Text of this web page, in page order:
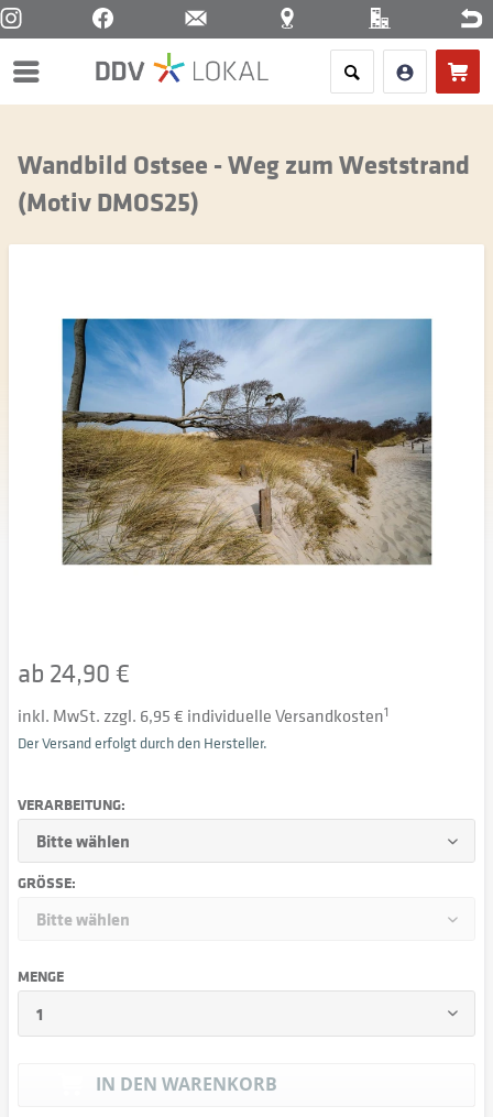
Menü
Wandbild Ostsee - Weg zum Weststrand
(Motiv DMOS25)
ab 24,90 €
inkl. MwSt. zzgl. 6,95 € individuelle Versandkosten1
Der Versand erfolgt durch den Hersteller.
VERARBEITUNG:
GRÖSSE:
MENGE
IN DEN WARENKORB